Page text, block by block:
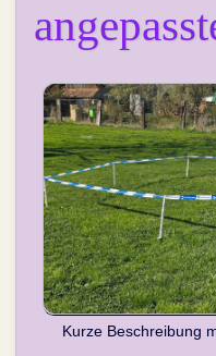
Kurze Beschreibung